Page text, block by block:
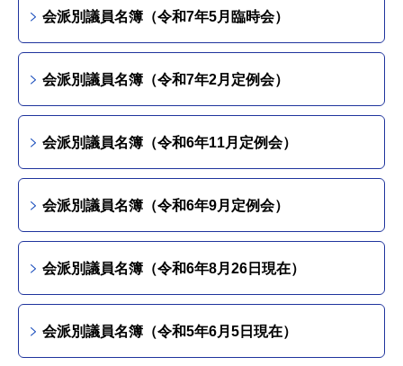
会派別議員名簿（令和7年5月臨時会）
会派別議員名簿（令和7年2月定例会）
会派別議員名簿（令和6年11月定例会）
会派別議員名簿（令和6年9月定例会）
会派別議員名簿（令和6年8月26日現在）
会派別議員名簿（令和5年6月5日現在）